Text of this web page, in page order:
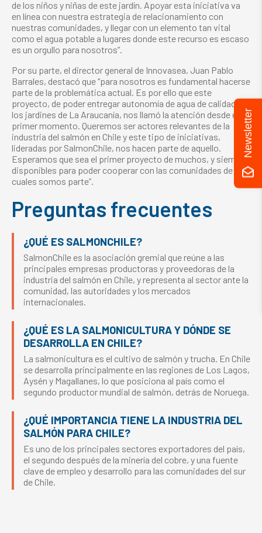
de los niños y niñas de este jardín. Apoyar esta iniciativa va
en línea con nuestra estrategia de relacionamiento con
nuestras comunidades, y llegar con un elemento tan vital
como el agua potable a lugares donde este recurso es escaso
es un orgullo para nosotros”.
Por su parte, el director general de Innovasea, Juan Pablo
Barrales, destacó que “para nosotros es fundamental hacerse
parte de la problemática actual. Es por ello que este
proyecto, de poder entregar autonomía de agua de calidad a
los jardines de La Araucanía, nos llamó la atención desde el
primer momento. Queremos ser actores relevantes de la
industria del salmón en Chile y este tipo de iniciativas,
lideradas por SalmonChile, nos hacen parte de aquello.
Esperamos que sea el primer proyecto de muchos, y siempre
disponibles para poder cooperar con las comunidades de las
cuales somos parte”.
Preguntas frecuentes
¿QUÉ ES SALMONCHILE?
SalmonChile es la asociación gremial que reúne a las
principales empresas productoras y proveedoras de la
industria del salmón en Chile, y representa al sector ante la
comunidad, las autoridades y los mercados
internacionales.
¿QUÉ ES LA SALMONICULTURA Y DÓNDE SE
DESARROLLA EN CHILE?
La salmonicultura es el cultivo de salmón y trucha. En Chile
se desarrolla principalmente en las regiones de Los Lagos,
Aysén y Magallanes, lo que posiciona al país como el
segundo productor mundial de salmón, detrás de Noruega.
¿QUÉ IMPORTANCIA TIENE LA INDUSTRIA DEL
SALMÓN PARA CHILE?
Es uno de los principales sectores exportadores del país,
el segundo después de la minería del cobre, y una fuente
clave de empleo y desarrollo para las comunidades del sur
de Chile.
Newsletter